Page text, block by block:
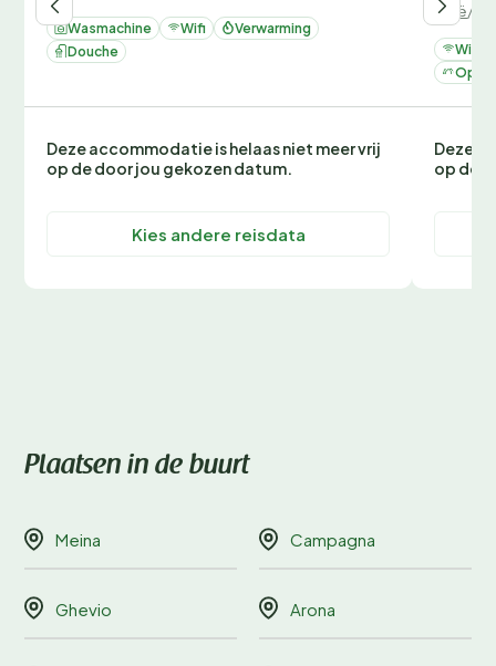
Wasmachine Wifi
Verwarming
Douche
Deze accommodatie is helaas niet meer vrij
op de door jou gekozen datum.
Kies andere reisdata
Italië/
Wifi
Op
Deze
op de
Plaatsen in de buurt
Meina Campagna
Ghevio Arona